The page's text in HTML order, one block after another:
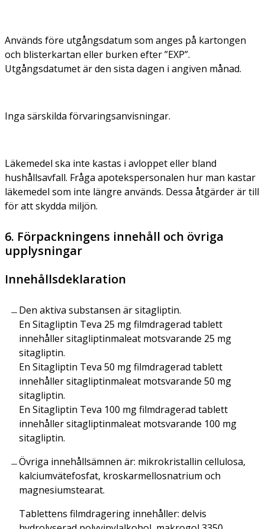
Används före utgångsdatum som anges på kartongen
och blisterkartan eller burken efter ”EXP”.
Utgångsdatumet är den sista dagen i angiven månad.
Inga särskilda förvaringsanvisningar.
Läkemedel ska inte kastas i avloppet eller bland
hushållsavfall. Fråga apotekspersonalen hur man kastar
läkemedel som inte längre används. Dessa åtgärder är till
för att skydda miljön.
6. Förpackningens innehåll och övriga
upplysningar
Innehållsdeklaration
Den aktiva substansen är sitagliptin.
En Sitagliptin Teva 25 mg filmdragerad tablett
innehåller sitagliptinmaleat motsvarande 25 mg
sitagliptin.
En Sitagliptin Teva 50 mg filmdragerad tablett
innehåller sitagliptinmaleat motsvarande 50 mg
sitagliptin.
En Sitagliptin Teva 100 mg filmdragerad tablett
innehåller sitagliptinmaleat motsvarande 100 mg
sitagliptin.
Övriga innehållsämnen är: mikrokristallin cellulosa,
kalciumvätefosfat, kroskarmellosnatrium och
magnesiumstearat.
Tablettens filmdragering innehåller: delvis